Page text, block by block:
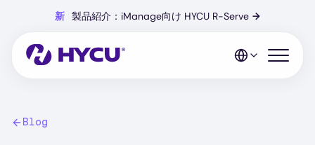
content
新 製品紹介：iManage向け HYCU R-Serve →
Open
Blog